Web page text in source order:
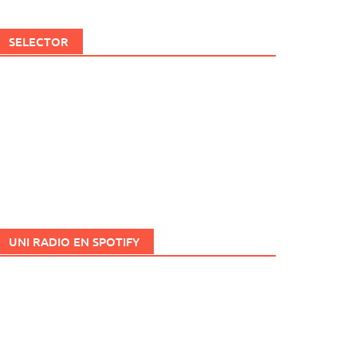
SELECTOR
UNI RADIO EN SPOTIFY